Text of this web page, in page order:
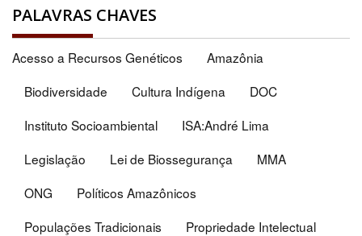
PALAVRAS CHAVES
Acesso a Recursos Genéticos
Amazônia
Biodiversidade
Cultura Indígena
DOC
Instituto Socioambiental
ISA:André Lima
Legislação
Lei de Biossegurança
MMA
ONG
Políticos Amazônicos
Populações Tradicionais
Propriedade Intelectual